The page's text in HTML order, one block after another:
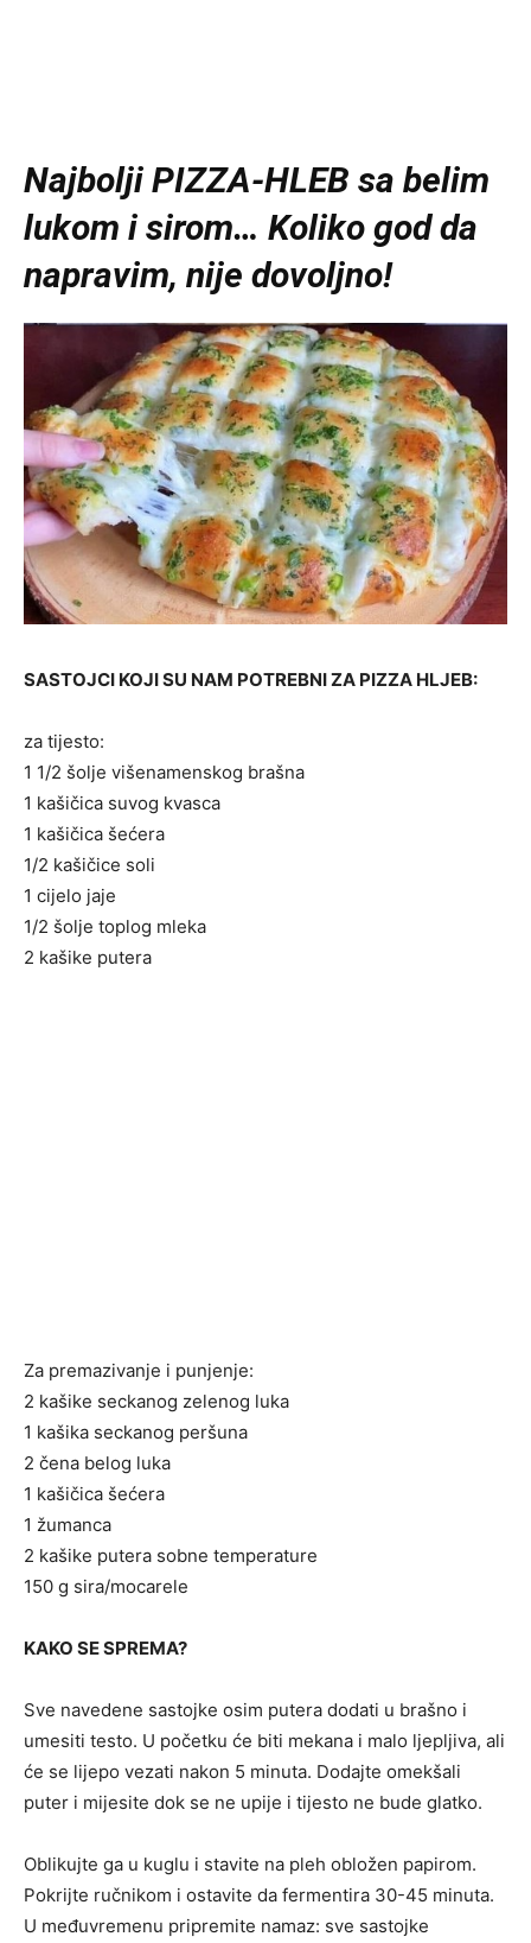
Najbolji PIZZA-HLEB sa belim
lukom i sirom… Koliko god da
napravim, nije dovoljno!
SASTOJCI KOJI SU NAM POTREBNI ZA PIZZA HLJEB:
za tijesto:
1 1/2 šolje višenamenskog brašna
1 kašičica suvog kvasca
1 kašičica šećera
1/2 kašičice soli
1 cijelo jaje
1/2 šolje toplog mleka
2 kašike putera
Za premazivanje i punjenje:
2 kašike seckanog zelenog luka
1 kašika seckanog peršuna
2 čena belog luka
1 kašičica šećera
1 žumanca
2 kašike putera sobne temperature
150 g sira/mocarele
KAKO SE SPREMA?
Sve navedene sastojke osim putera dodati u brašno i
umesiti testo. U početku će biti mekana i malo ljepljiva, ali
će se lijepo vezati nakon 5 minuta. Dodajte omekšali
puter i mijesite dok se ne upije i tijesto ne bude glatko.
Oblikujte ga u kuglu i stavite na pleh obložen papirom.
Pokrijte ručnikom i ostavite da fermentira 30-45 minuta.
U međuvremenu pripremite namaz: sve sastojke